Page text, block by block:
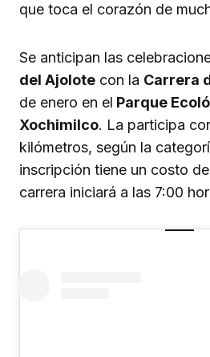
que toca el corazón de
Se anticipan las
del Ajolote con la Carrera
de enero en el Parque
Xochimilco. La participa
kilómetros, según la
inscripción tiene un costo
carrera iniciará a las 7:00